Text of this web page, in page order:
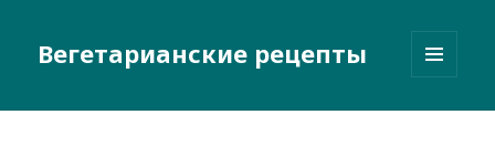
Вегетарианские рецепты
ВИДЖЕТЫ